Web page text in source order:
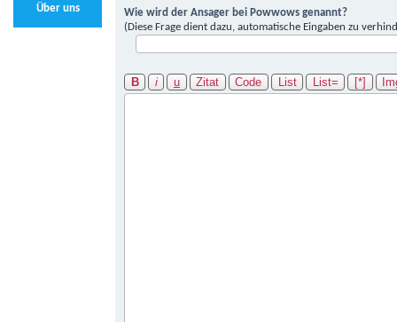
Über uns
Wie wird der Ansager bei Powwows genannt?
(Diese Frage dient dazu, automatische Eingaben zu